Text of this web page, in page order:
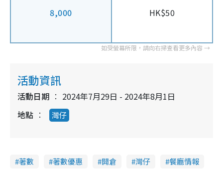
8,000 HK$50
活動資訊
活動日期
2024年7月29日 - 2024年8月1日
地點
灣仔
著數 著數優惠 開倉 灣仔 餐廳情報